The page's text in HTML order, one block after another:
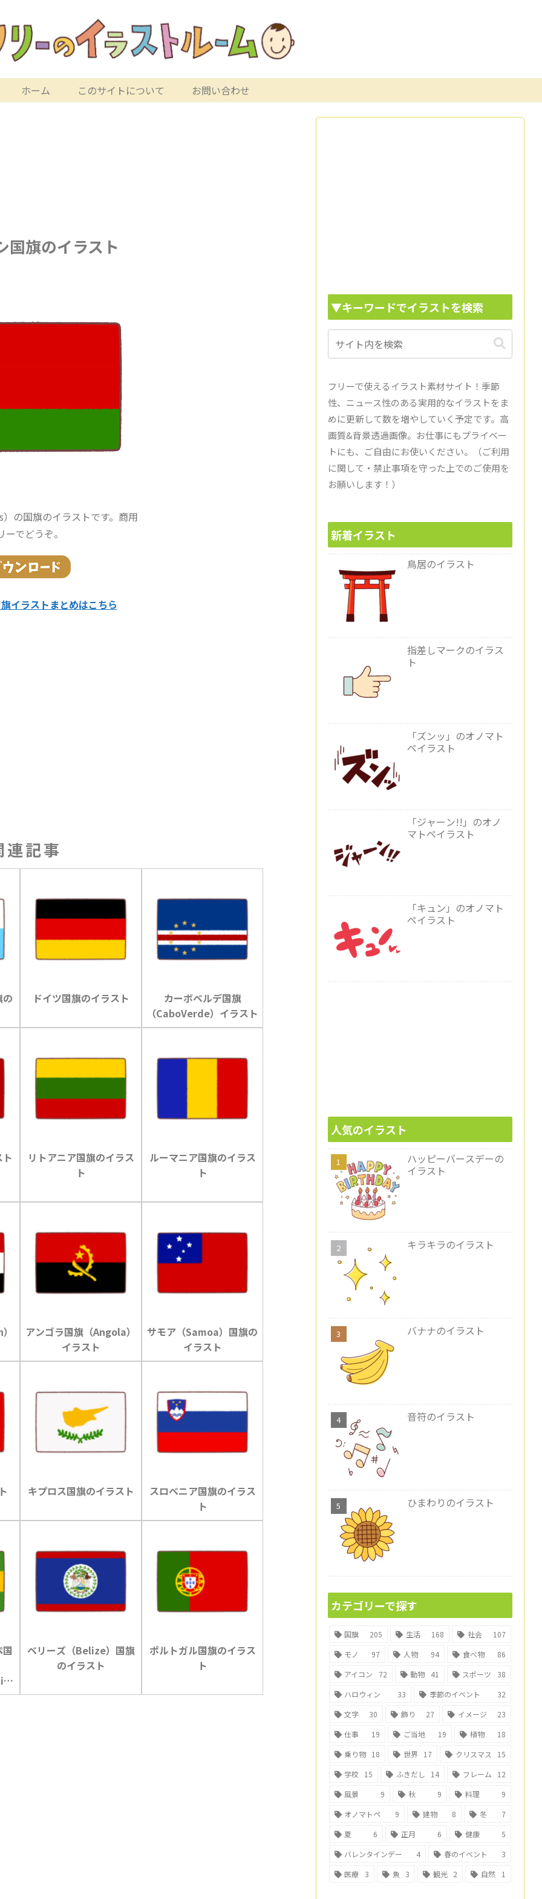
ホーム このサイトについて お問い合わせ
国旗のイラスト
の国旗のイラストです。商用
ーでどうぞ。
イラストまとめはこちら
連記事
ドイツ国旗のイラスト
カーボベルデ国旗
（CaboVerde）イラスト
リトアニア国旗のイラス
ト
ルーマニア国旗のイラス
ト
アンゴラ国旗（Angola）
イラスト
サモア（Samoa）国旗の
イラスト
キプロス国旗のイラスト
スロベニア国旗のイラス
ト
ベリーズ（Belize）国旗
のイラスト
ポルトガル国旗のイラス
ト
▼キーワードでイラストを検索
フリーで使えるイラスト素材サイト！季節
性、ニュース性のある実用的なイラストをま
めに更新して数を増やしていく予定です。高
画質&背景透過画像。お仕事にもプライベー
トにも、ご自由にお使いください。（ご利用
に関して・禁止事項を守った上でのご使用を
お願いします！）
新着イラスト
鳥居のイラスト
指差しマークのイラス
ト
「ズンッ」のオノマト
ペイラスト
「ジャーン!!」のオノ
マトペイラスト
「キュン」のオノマト
ペイラスト
人気のイラスト
ハッピーバースデーの
イラスト
キラキラのイラスト
バナナのイラスト
音符のイラスト
ひまわりのイラスト
カテゴリーで探す
国旗 205 生活 168 社会
107
モノ
97 人物 94 食べ物
86
アイコン
72 動物 41 スポーツ
38
ハロウィン
33 季節のイベント
32
文字
30 飾り 27 イメージ
23
仕事
19 ご当地 19 植物
18
乗り物 18 世界 17 クリスマス
15
学校
15 ふきだし 14 フレーム
12
風景
9 秋 9 料理
9
オノマトペ
9 建物 8 冬
7
夏
6 正月 6 健康
5
バレンタインデー
4 春のイベント
3
医療
3 魚 3 観光 2 自然 1